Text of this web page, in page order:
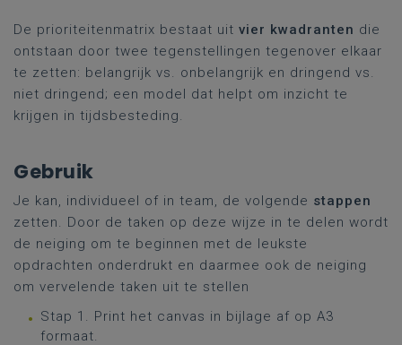
De prioriteitenmatrix bestaat uit vier kwadranten die
ontstaan door twee tegenstellingen tegenover elkaar
te zetten: belangrijk vs. onbelangrijk en dringend vs.
niet dringend; een model dat helpt om inzicht te
krijgen in tijdsbesteding.
Gebruik
Je kan, individueel of in team, de volgende stappen
zetten. Door de taken op deze wijze in te delen wordt
de neiging om te beginnen met de leukste
opdrachten onderdrukt en daarmee ook de neiging
om vervelende taken uit te stellen
Stap 1. Print het canvas in bijlage af op A3
formaat.